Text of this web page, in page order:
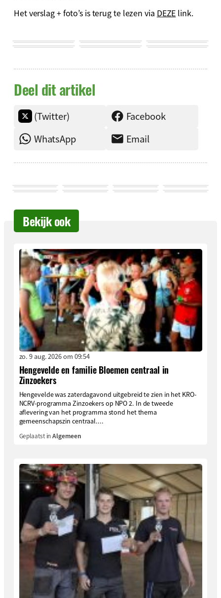
Het verslag + foto’s is terug te lezen via DEZE link.
Deel dit artikel
(Twitter)
Facebook
WhatsApp
Email
Bekijk ook
zo. 9 aug. 2026 om 09:54
Hengevelde en familie Bloemen centraal in
Zinzoekers
Hengevelde was zaterdagavond uitgebreid te zien in het KRO-
NCRV-programma Zinzoekers op NPO 2. In de tweede
aflevering van het programma stond het thema
gemeenschapszin centraal....
Geplaatst inAlgemeen